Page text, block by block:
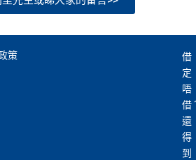
策
借
定
唔
借
還
得
到